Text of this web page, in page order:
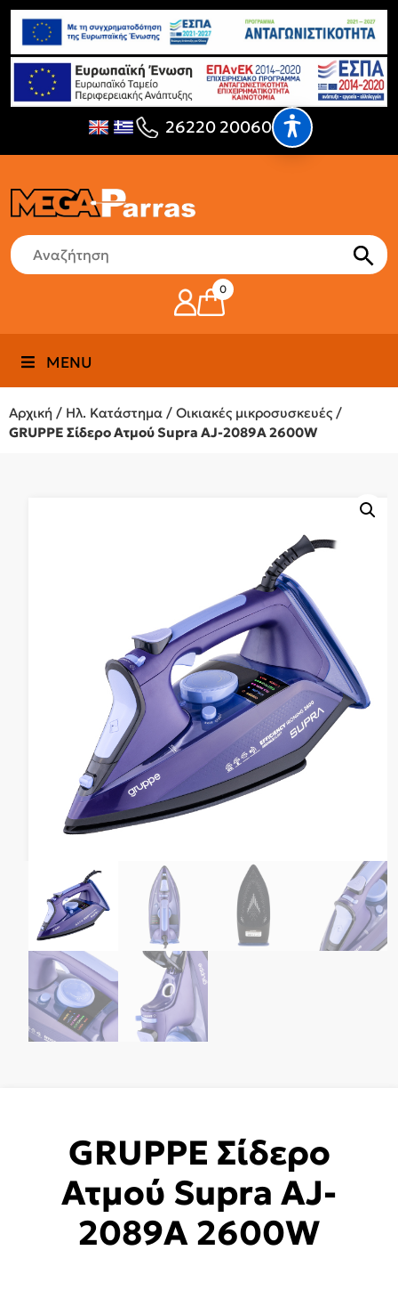
26220 20060
0
MENU
Αρχική / Ηλ. Κατάστημα / Οικιακές μικροσυσκευές /
GRUPPE Σίδερο Ατμού Supra AJ-2089A 2600W
GRUPPE Σίδερο
Ατμού Supra AJ-
2089A 2600W